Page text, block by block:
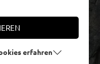
erfahren